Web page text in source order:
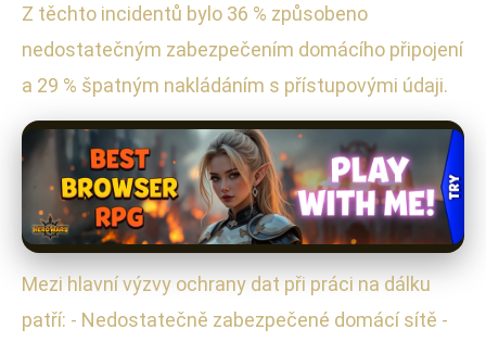
Z těchto incidentů bylo 36 % způsobeno
nedostatečným zabezpečením domácího připojení
a 29 % špatným nakládáním s přístupovými údaji.
Mezi hlavní výzvy ochrany dat při práci na dálku
patří: - Nedostatečně zabezpečené domácí sítě -